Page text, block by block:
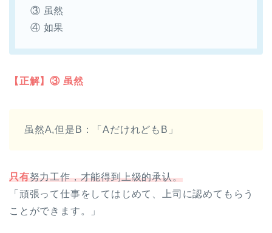
③ 虽然
④ 如果
【正解】③ 虽然
虽然A,但是B：「AだけれどもB」
只有努力工作，才能得到上级的承认。
「頑張って仕事をしてはじめて、上司に認めてもらう
ことができます。」